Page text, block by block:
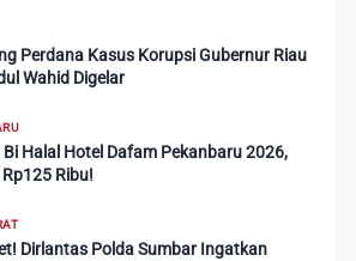
Perdana Kasus Korupsi Gubernur Riau
Wahid Digelar
Halal Hotel Dafam Pekanbaru 2026,
Ribu!
Dirlantas Polda Sumbar Ingatkan